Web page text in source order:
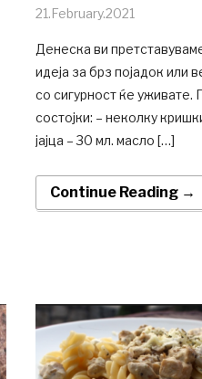
21.February.2021
Денеска ви
идеја за брз појадок или
со сигурност ќе уживате.
состојки: – неколку
јајца – 30 мл. масло […]
Continue Reading →